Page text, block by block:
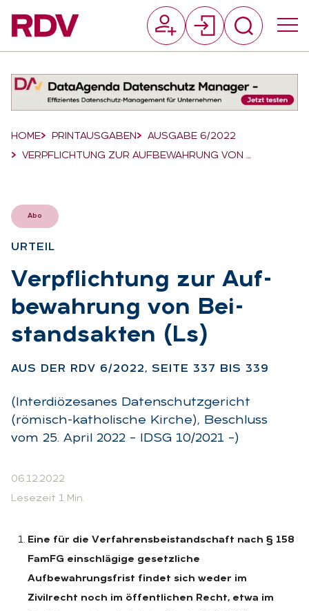
Breadcrumb-Navigation
HOME PRINTAUSGABEN
AUSGABE 6/2022
VERPFLICHTUNG ZUR AUFBEWAHRUNG VON …
Abo
UR­TEIL
:
Ver­pflich­tung zur Auf­
be­wah­rung von Bei­
stands­ak­ten (Ls)
AUS DER RDV 6/2022, SEI­TE 337 BIS 339
(Interdiözesanes Datenschutzgericht
(römisch-katholische Kirche), Beschluss
vom 25. April 2022 – IDSG 10/2021 –)
06.12.2022
Lesezeit 1 Min.
Eine für die Verfahrensbeistandschaft nach § 158
FamFG einschlägige gesetzliche
Aufbewahrungsfrist findet sich weder im
Zivilrecht noch im öffentlichen Recht, etwa im